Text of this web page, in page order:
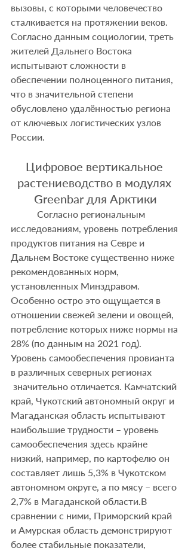
вызовы, с которыми человечество
сталкивается на протяжении веков.
Согласно данным социологии, треть
жителей Дальнего Востока
испытывают сложности в
обеспечении полноценного питания,
что в значительной степени
обусловлено удалённостью региона
от ключевых логистических узлов
России.
Цифровое вертикальное
растениеводство в модулях
Greenbar для Арктики
исследованиям, уровень потребления
продуктов питания на Севре и
Дальнем Востоке существенно ниже
рекомендованных норм,
установленных Минздравом.
Особенно остро это ощущается в
отношении свежей зелени и овощей,
потребление которых ниже нормы на
28% (по данным на 2021 год).
Уровень самообеспечения провианта
в различных северных регионах
значительно отличается. Камчатский
край, Чукотский автономный округ и
Магаданская область испытывают
наибольшие трудности – уровень
самообеспечения здесь крайне
низкий, например, по картофелю он
составляет лишь 5,3% в Чукотском
автономном округе, а по мясу – всего
2,7% в Магаданской области.В
сравнении с ними, Приморский край
и Амурская область демонстрируют
более стабильные показатели,